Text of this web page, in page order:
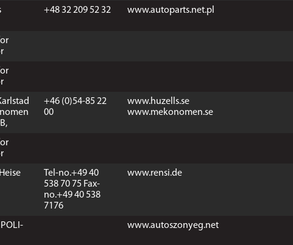
+48 32 209 52 32 www.autoparts.net.pl
+46 (0)54-85 22
00
www.huzells.se
www.mekonomen.se
Tel-no.+49 40
538 70 75 Fax-
no.+49 40 538
7176
www.rensi.de
www.autoszonyeg.net